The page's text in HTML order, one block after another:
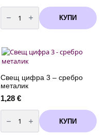
количество
за
цифра
сребро
металик
КУПИ
Свещ цифра 3 – сребро
металик
1,28 €
количество
за
цифра
КУПИ